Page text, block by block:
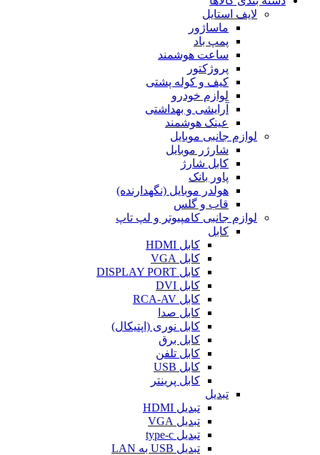
لایف استایل
ماساژور
پمپ باد
ساعت هوشمند
پروژکتور
کیف و کوله پشتی
لوازم خودرو
آرایشی و بهداشتی
عینک هوشمند
لوازم جانبی موبایل
شارژر موبایل
کابل شارژ
پاور بانک
هولدر موبایل (نگهدارنده)
قاب و گلس
لوازم جانبی کامپیوتر و لپ تاپ
کابل
کابل HDMI
کابل VGA
کابل DISPLAY PORT
کابل DVI
کابل RCA-AV
کابل صدا
کابل نوری (اپتیکال)
کابل برق
کابل تلفن
کابل USB
کابل پرینتر
تبدیل
تبدیل HDMI
تبدیل VGA
تبدیل type-c
تبدیل USB به LAN